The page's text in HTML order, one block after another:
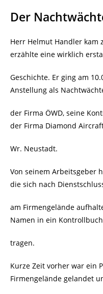
Der
Herr Helmut Handler kam
erzählte eine wirklich
Geschichte. Er ging am
Anstellung als
der Firma ÖWD, seine
der Firma Diamond
Wr. Neustadt.
Von seinem Arbeitsgeber
die sich nach
am Firmengelände
Namen in ein
tragen.
Kurze Zeit vorher war ein
Firmengelände gelandet